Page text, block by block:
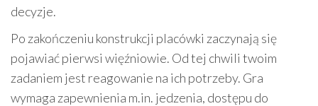
decyzje.
Po zakończeniu konstrukcji placówki zaczynają się
pojawiać pierwsi więźniowie. Od tej chwili twoim
zadaniem jest reagowanie na ich potrzeby. Gra
wymaga zapewnienia m.in. jedzenia, dostępu do